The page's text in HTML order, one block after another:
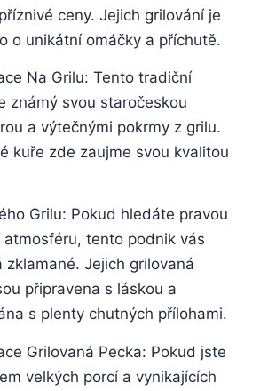
ceny. Jejich grilování je
o⁣ unikátní omáčky ‌a příchutě.
⁢Na Grilu: Tento tradiční
známý svou staročeskou⁤
a výtečnými pokrmy z grilu.
​kuře zde zaujme svou kvalitou
⁤Grilu: Pokud⁢ hledáte ⁣pravou
atmosféru, tento podnik vás
zklamané. ⁢Jejich grilovaná
připravena s láskou a
s⁢ plenty chutných⁣ přílohami.
Grilovaná Pecka: Pokud jste
velkých porcí a vynikajících